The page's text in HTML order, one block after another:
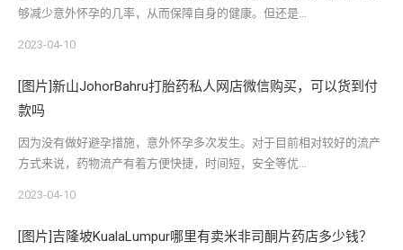
够减少意外怀孕的几率，从而保障自身的健康。但还是…
2023-04-10
[图片]新山JohorBahru打胎药私人网店微信购买，可以货到付
款吗
因为没有做好避孕措施，意外怀孕多次发生。对于目前相对较好的流产
方式来说，药物流产有着方便快捷，时间短，安全等优…
2023-04-10
[图片]吉隆坡KualaLumpur哪里有卖米非司酮片药店多少钱？